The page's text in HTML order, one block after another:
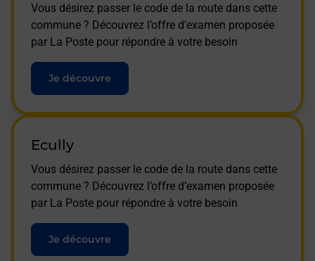
Vous désirez passer le code de la route dans cette
commune ? Découvrez l’offre d’examen proposée
par La Poste pour répondre à votre besoin
Je découvre
Ecully
Vous désirez passer le code de la route dans cette
commune ? Découvrez l’offre d’examen proposée
par La Poste pour répondre à votre besoin
Je découvre